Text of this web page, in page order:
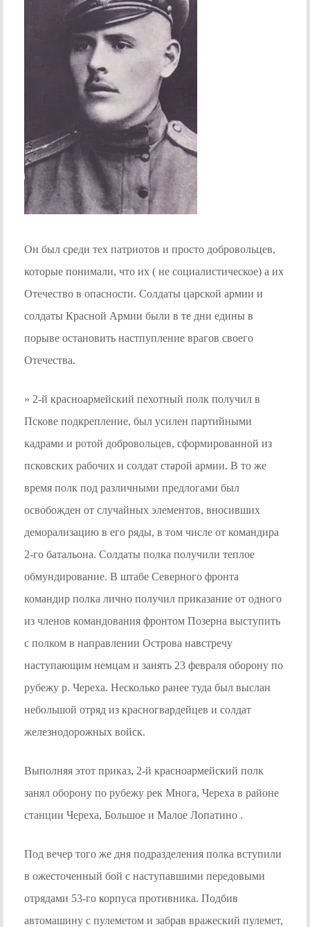
Он был среди тех патриотов и просто добровольцев,
которые понимали, что их ( не социалистическое) а их
Отечество в опасности. Солдаты царской армии и
солдаты Красной Армии были в те дни едины в
порыве остановить настпупление врагов своего
Отечества.
» 2-й красноармейский пехотный полк получил в
Пскове подкрепление, был усилен партийными
кадрами и ротой добровольцев, сформированной из
псковских рабочих и солдат старой армии. В то же
время полк под различными предлогами был
освобожден от случайных элементов, вносивших
деморализацию в его ряды, в том числе от командира
2-го батальона. Солдаты полка получили теплое
обмундирование. В штабе Северного фронта
командир полка лично получил приказание от одного
из членов командования фронтом Позерна выступить
с полком в направлении Острова навстречу
наступающим немцам и занять 23 февраля оборону по
рубежу р. Череха. Несколько ранее туда был выслан
небольшой отряд из красногвардейцев и солдат
железнодорожных войск.
Выполняя этот приказ, 2-й красноармейский полк
занял оборону по рубежу рек Многа, Череха в районе
станции Череха, Большое и Малое Лопатино .
Под вечер того же дня подразделения полка вступили
в ожесточенный бой с наступавшими передовыми
отрядами 53-го корпуса противника. Подбив
автомашину с пулеметом и забрав вражеский пулемет,